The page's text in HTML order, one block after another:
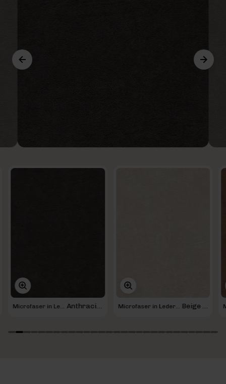
Microfaser in Lederoptik Anthracite 67 Microfaser in Lederoptik Beige 05